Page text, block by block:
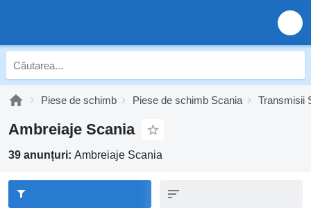
Piese de schimb Piese de schimb Scania Transmisii
Ambreiaje Scania
39 anunțuri: Ambreiaje Scania